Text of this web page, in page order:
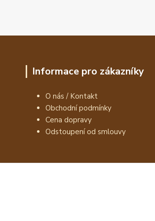
Informace pro zákazníky
O nás / Kontakt
Obchodní podmínky
Cena dopravy
Odstoupení od smlouvy